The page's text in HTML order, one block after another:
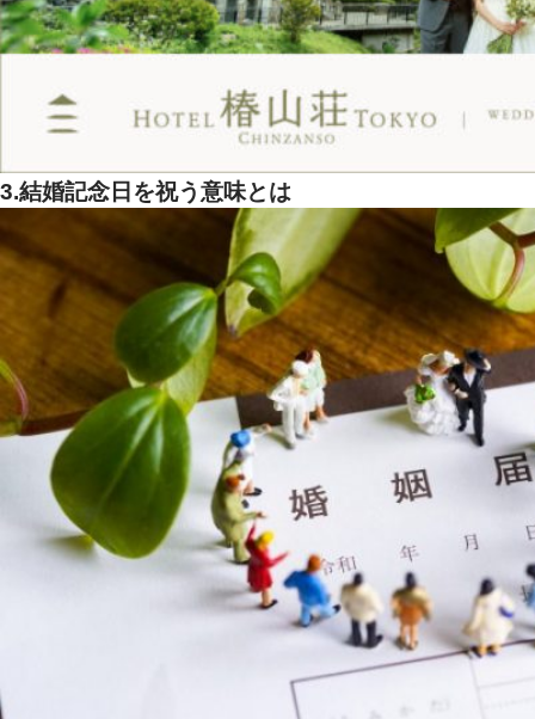
3.結婚記念日を祝う意味とは